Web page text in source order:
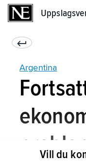
Argentina
Vill du